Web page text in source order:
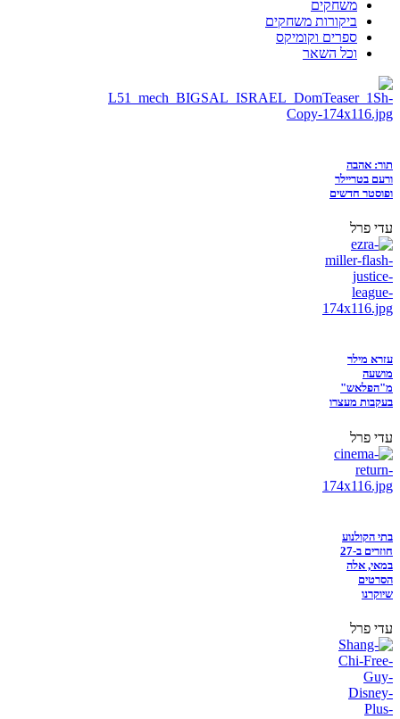
משחקים
ביקורות משחקים
ספרים וקומיקס
וכל השאר
תור: אהבה
ורעם בטריילר
ופוסטר חדשים
עדי פרל
עזרא מילר
מושעה
מ"הפלאש"
בעקבות מעצרו
עדי פרל
בתי הקולנוע
חוזרים ב-27
במאי, אלה
הסרטים
שיוקרנו
עדי פרל